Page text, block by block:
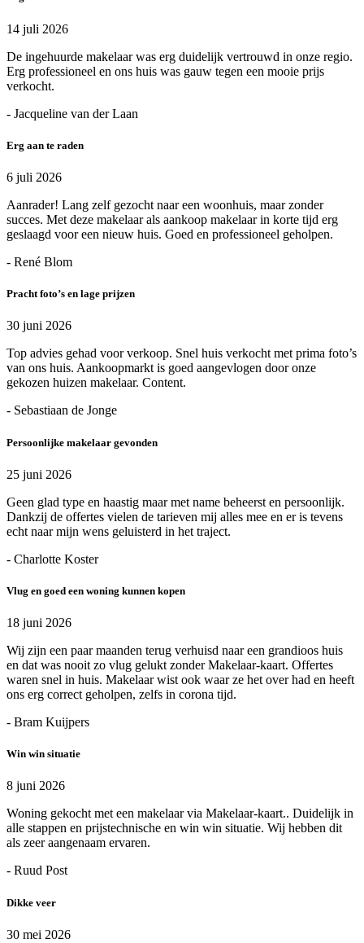
14 juli 2026
De ingehuurde makelaar was erg duidelijk vertrouwd in onze regio.
Erg professioneel en ons huis was gauw tegen een mooie prijs
verkocht.
- Jacqueline van der Laan
Erg aan te raden
6 juli 2026
Aanrader! Lang zelf gezocht naar een woonhuis, maar zonder
succes. Met deze makelaar als aankoop makelaar in korte tijd erg
geslaagd voor een nieuw huis. Goed en professioneel geholpen.
- René Blom
Pracht foto’s en lage prijzen
30 juni 2026
Top advies gehad voor verkoop. Snel huis verkocht met prima foto’s
van ons huis. Aankoopmarkt is goed aangevlogen door onze
gekozen huizen makelaar. Content.
- Sebastiaan de Jonge
Persoonlijke makelaar gevonden
25 juni 2026
Geen glad type en haastig maar met name beheerst en persoonlijk.
Dankzij de offertes vielen de tarieven mij alles mee en er is tevens
echt naar mijn wens geluisterd in het traject.
- Charlotte Koster
Vlug en goed een woning kunnen kopen
18 juni 2026
Wij zijn een paar maanden terug verhuisd naar een grandioos huis
en dat was nooit zo vlug gelukt zonder Makelaar-kaart. Offertes
waren snel in huis. Makelaar wist ook waar ze het over had en heeft
ons erg correct geholpen, zelfs in corona tijd.
- Bram Kuijpers
Win win situatie
8 juni 2026
Woning gekocht met een makelaar via Makelaar-kaart.. Duidelijk in
alle stappen en prijstechnische en win win situatie. Wij hebben dit
als zeer aangenaam ervaren.
- Ruud Post
Dikke veer
30 mei 2026